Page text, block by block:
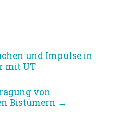
und Impulse in
mit UT
von
Bistümern →